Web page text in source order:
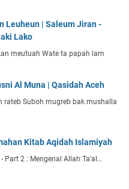
Leuheun | Saleum Jiran -
Lako
meutuah Wate ta papah lam
Al Muna | Qasidah Aceh
rateb Suboh mugreb bak mushalla
Kitab Aqidah Islamiyah
2 : Mengenal Allah Ta'al…